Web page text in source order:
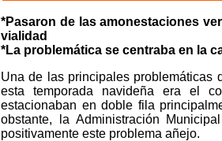
*Pasaron de las amonestaciones
vialidad
*La problemática se centraba en la
Una de las principales problemáticas
esta temporada navideña era el
estacionaban en doble fila
obstante, la Administración
positivamente este problema añejo.